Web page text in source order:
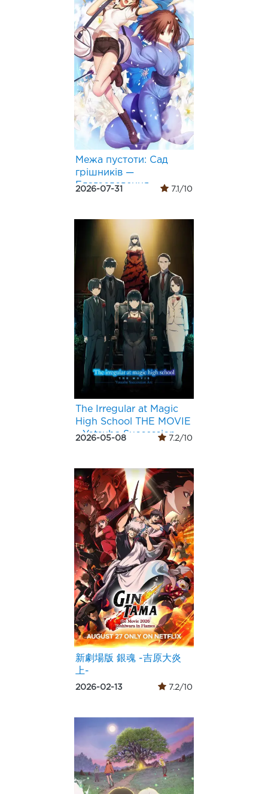
Межа пустоти: Сад
грішників —
Благословення
2026-07-31 7.1/10
The Irregular at Magic
High School THE MOVIE
- Yotsuba Succession
2026-05-08 7.2/10
新劇場版 銀魂 -吉原大炎
上-
2026-02-13 7.2/10